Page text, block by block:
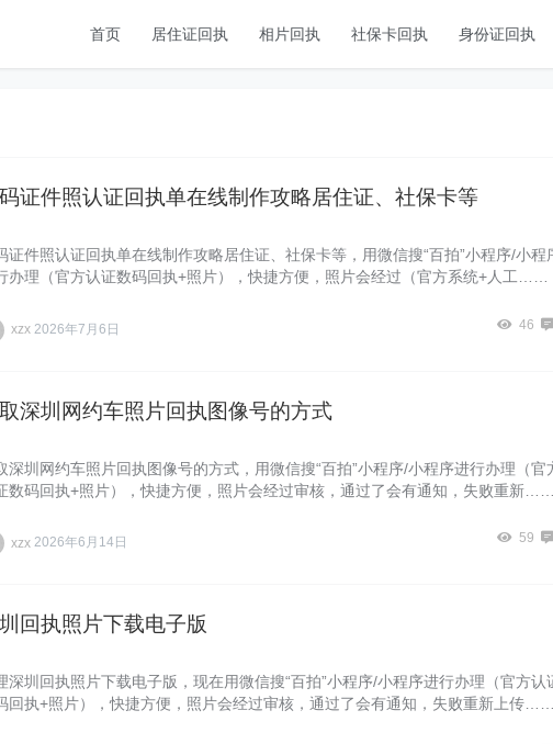
首页 居住证回执 相片回执 社保卡回执 身份证回执
证件照认证回执单在线制作攻略居住证、社保卡等
证件照认证回执单在线制作攻略居住证、社保卡等，用微信搜“百拍”小程序/小程
办理（官方认证数码回执+照片），快捷方便，照片会经过（官方系统+人工……
xzx 2026年7月6日 46
深圳网约车照片回执图像号的方式
深圳网约车照片回执图像号的方式，用微信搜“百拍”小程序/小程序进行办理（官
数码回执+照片），快捷方便，照片会经过审核，通过了会有通知，失败重新……
xzx 2026年6月14日 59
回执照片下载电子版
深圳回执照片下载电子版，现在用微信搜“百拍”小程序/小程序进行办理（官方认
回执+照片），快捷方便，照片会经过审核，通过了会有通知，失败重新上传……